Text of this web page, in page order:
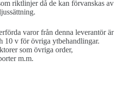
riktlinjer då de kan förvanskas av
varor från denna leverantör är
10 v för övriga ytbehandlingar.
som övriga order,
m.m.